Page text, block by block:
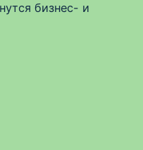
бизнес- и